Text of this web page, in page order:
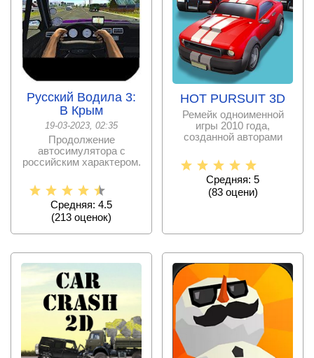
Русский Водила 3:
В Крым
19-03-2023, 02:35
Продолжение
автосимулятора с
российским характером.
Средняя: 4.5
(213 оценок)
HOT PURSUIT 3D
Ремейк одноименной
игры 2010 года,
созданной авторами
Средняя: 5
(83оцени)